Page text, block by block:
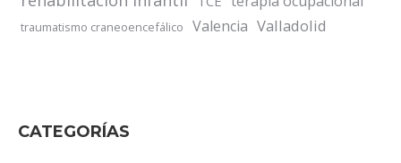
traumatismo craneoencefálico Valencia Valladolid
CATEGORÍAS